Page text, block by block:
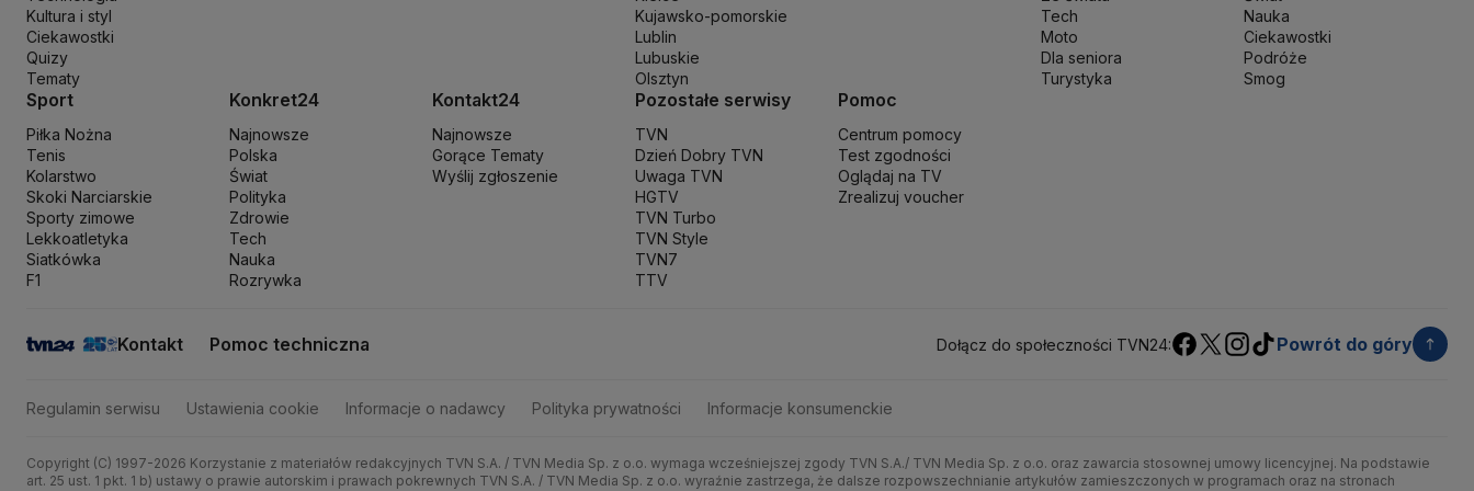
Prokuratura Krajowa
Rafał TrzaskowkiRafał BochenekRobert Biedroń Ryszard Petru
Rzecznik Praw Dziecka
Służba Ochrony Państwa Samorząd terytorialnySędziowie
Sławomir Mentzen
Straż Graniczna Suwerenna PolskaSztuczna inteligencja
Szymon Hołownia
Tadeusz RydzykTikTok Tobiasz BocheńskiTrybunał Konstytucyjny Trzecia Droga TSUEUchodźcy UkrainaUnia Europejska
Kultura i styl
Ciekawostki
Quizy
Tematy
Kujawsko-pomorskie
Lublin
Lubuskie
Olsztyn
Tech
Moto
Dla seniora
Turystyka
Nauka
Ciekawostki
Podróże
Smog
Sport
Piłka Nożna
Tenis
Kolarstwo
Skoki Narciarskie
Sporty zimowe
Lekkoatletyka
Siatkówka
F1
Konkret24
Najnowsze
Polska
Świat
Polityka
Zdrowie
Tech
Nauka
Rozrywka
Kontakt24
Najnowsze
Gorące Tematy
Wyślij zgłoszenie
Pozostałe serwisy
TVN
Dzień Dobry TVN
Uwaga TVN
HGTV
TVN Turbo
TVN Style
TVN7
TTV
Pomoc
Centrum pomocy
Test zgodności
Oglądaj na TV
Zrealizuj voucher
Kontakt Pomoc techniczna Dołącz do społeczności TVN24: Powrót do góry
Regulamin serwisu Ustawienia cookie Informacje o nadawcy Polityka prywatności Informacje konsumenckie
Copyright (C) 1997-2026 Korzystanie z materiałów redakcyjnych TVN S.A. / TVN Media Sp. z o.o. wymaga wcześniejszej zgody TVN S.A./ TVN Media Sp. z o.o. oraz zawarcia stosownej umowy licencyjnej. Na podstawie
art. 25 ust. 1 pkt. 1 b) ustawy o prawie autorskim i prawach pokrewnych TVN S.A. / TVN Media Sp. z o.o. wyraźnie zastrzega, że dalsze rozpowszechnianie artykułów zamieszczonych w programach oraz na stronach